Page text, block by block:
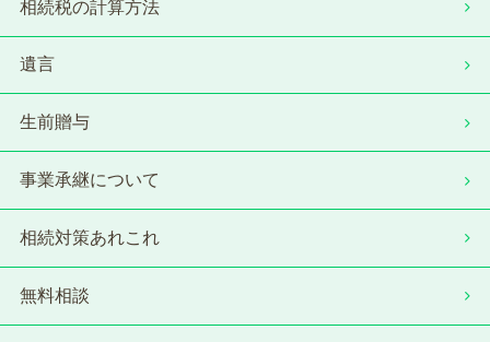
相続税の計算方法
遺言
生前贈与
事業承継について
相続対策あれこれ
無料相談